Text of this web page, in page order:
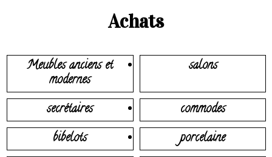
Achats
Meubles anciens et
modernes
salons
secrétaires
commodes
bibelots
porcelaine